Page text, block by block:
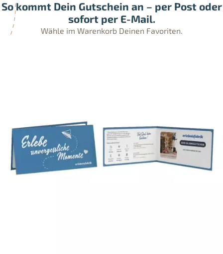
So kommt Dein Gutschein an – per Post oder
sofort per E-Mail.
Wähle im Warenkorb Deinen Favoriten.